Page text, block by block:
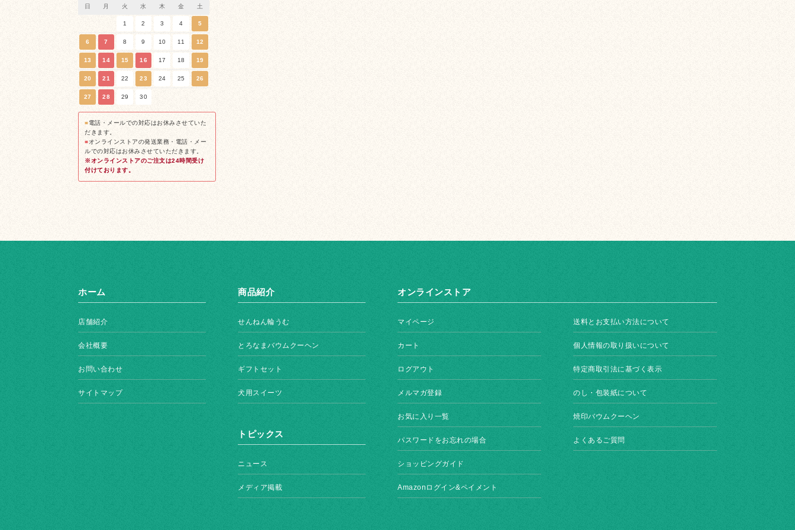
日 月 火 水 木 金 土
1 2 3 4 5
6 7 8 9 10 11 12
13 14 15 16 17 18 19
20 21 22 23 24 25 26
27 28 29 30
■電話・メールでの対応はお休みさせていた
だきます。
■オンラインストアの発送業務・電話・メー
ルでの対応はお休みさせていただきます。
※オンラインストアのご注文は24時間受け
付けております。
ホーム
店舗紹介
会社概要
お問い合わせ
サイトマップ
商品紹介
せんねん輪うむ
とろなまバウムクーヘン
ギフトセット
犬用スイーツ
トピックス
ニュース
メディア掲載
オンラインストア
マイページ
カート
ログアウト
メルマガ登録
お気に入り一覧
パスワードをお忘れの場合
ショッピングガイド
Amazonログイン&ペイメント
送料とお支払い方法について
個人情報の取り扱いについて
特定商取引法に基づく表示
のし・包装紙について
焼印バウムクーヘン
よくあるご質問